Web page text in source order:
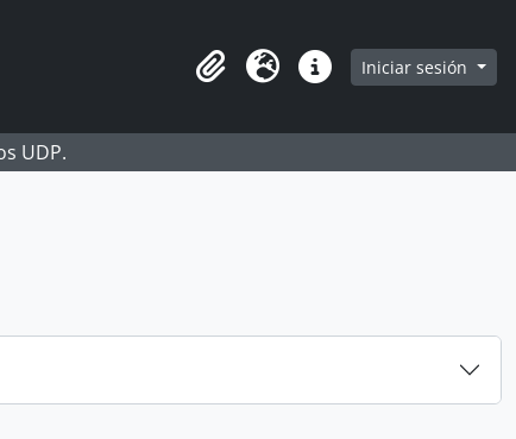
Portapapeles
Idioma Enlaces rápidos
Iniciar sesión
UDP.